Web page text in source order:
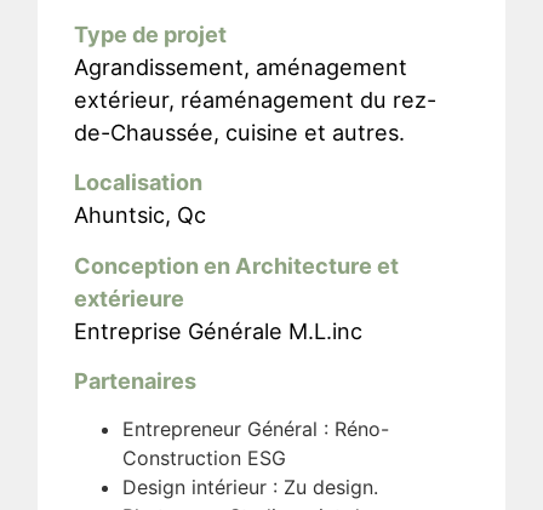
Type de projet
Agrandissement, aménagement
extérieur, réaménagement du rez-
de-Chaussée, cuisine et autres.
Localisation
Ahuntsic, Qc
Conception en Architecture et
extérieure
Entreprise Générale M.L.inc
Partenaires
Entrepreneur Général : Réno-
Construction ESG
Design intérieur : Zu design.